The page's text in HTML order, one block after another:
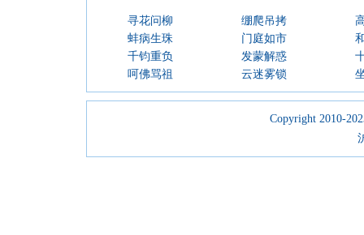
寻花问柳 绷爬吊拷
蚌病生珠
门庭如市
千钧重负
发蒙解惑
呵佛骂祖
云迷雾锁
Copyright 2010-